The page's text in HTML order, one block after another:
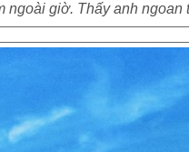
ngoài giờ. Thấy anh ngoan